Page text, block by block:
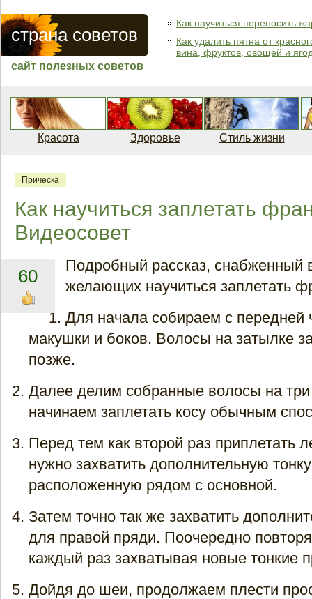
страна советов
сайт полезных советов
Как научиться переносить
Как удалить пятна от
вина, фруктов, овощей и
Красота Здоровье Стиль жизни
Прическа
Как научиться заплетать
Видеосовет
60
Подробный рассказ, снабженный
желающих научиться заплетать
Для начала собираем с передней
макушки и боков. Волосы на затылке
позже.
Далее делим собранные волосы на
начинаем заплетать косу обычным
Перед тем как второй раз приплетать
нужно захватить дополнительную
расположенную рядом с основной.
Затем точно так же захватить
для правой пряди. Поочередно
каждый раз захватывая новые тонкие
Дойдя до шеи, продолжаем плести